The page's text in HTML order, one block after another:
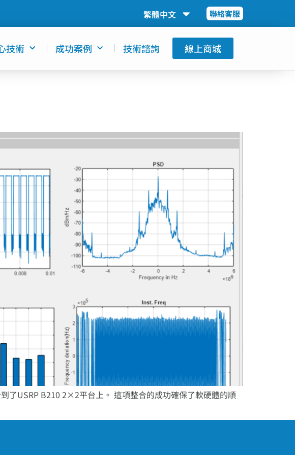
繁體中文
English
聯絡客服
技術 成功案例 技術諮詢 線上商城
了USRP B210 2×2平台上。 這項整合的成功確保了軟硬體的順